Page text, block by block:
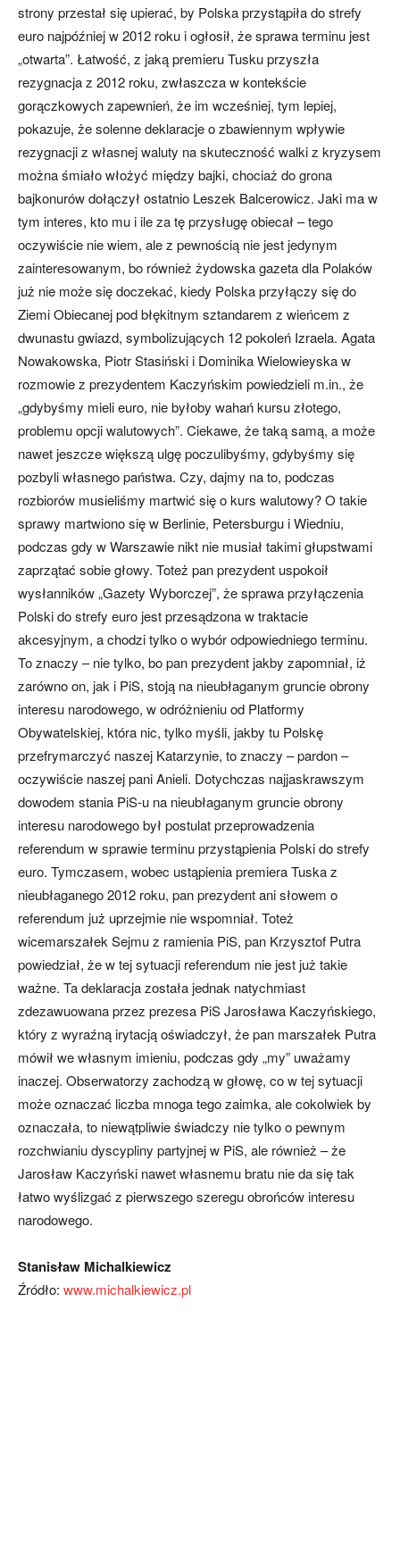
strony przestał się upierać, by Polska przystąpiła do strefy
euro najpóźniej w 2012 roku i ogłosił, że sprawa terminu jest
„otwarta”. Łatwość, z jaką premieru Tusku przyszła
rezygnacja z 2012 roku, zwłaszcza w kontekście
gorączkowych zapewnień, że im wcześniej, tym lepiej,
pokazuje, że solenne deklaracje o zbawiennym wpływie
rezygnacji z własnej waluty na skuteczność walki z kryzysem
można śmiało włożyć między bajki, chociaż do grona
bajkonurów dołączył ostatnio Leszek Balcerowicz. Jaki ma w
tym interes, kto mu i ile za tę przysługę obiecał – tego
oczywiście nie wiem, ale z pewnością nie jest jedynym
zainteresowanym, bo również żydowska gazeta dla Polaków
już nie może się doczekać, kiedy Polska przyłączy się do
Ziemi Obiecanej pod błękitnym sztandarem z wieńcem z
dwunastu gwiazd, symbolizujących 12 pokoleń Izraela. Agata
Nowakowska, Piotr Stasiński i Dominika Wielowieyska w
rozmowie z prezydentem Kaczyńskim powiedzieli m.in., że
„gdybyśmy mieli euro, nie byłoby wahań kursu złotego,
problemu opcji walutowych”. Ciekawe, że taką samą, a może
nawet jeszcze większą ulgę poczulibyśmy, gdybyśmy się
pozbyli własnego państwa. Czy, dajmy na to, podczas
rozbiorów musieliśmy martwić się o kurs walutowy? O takie
sprawy martwiono się w Berlinie, Petersburgu i Wiedniu,
podczas gdy w Warszawie nikt nie musiał takimi głupstwami
zaprzątać sobie głowy. Toteż pan prezydent uspokoił
wysłanników „Gazety Wyborczej”, że sprawa przyłączenia
Polski do strefy euro jest przesądzona w traktacie
akcesyjnym, a chodzi tylko o wybór odpowiedniego terminu.
To znaczy – nie tylko, bo pan prezydent jakby zapomniał, iż
zarówno on, jak i PiS, stoją na nieubłaganym gruncie obrony
interesu narodowego, w odróżnieniu od Platformy
Obywatelskiej, która nic, tylko myśli, jakby tu Polskę
przefrymarczyć naszej Katarzynie, to znaczy – pardon –
oczywiście naszej pani Anieli. Dotychczas najjaskrawszym
dowodem stania PiS-u na nieubłaganym gruncie obrony
interesu narodowego był postulat przeprowadzenia
referendum w sprawie terminu przystąpienia Polski do strefy
euro. Tymczasem, wobec ustąpienia premiera Tuska z
nieubłaganego 2012 roku, pan prezydent ani słowem o
referendum już uprzejmie nie wspomniał. Toteż
wicemarszałek Sejmu z ramienia PiS, pan Krzysztof Putra
powiedział, że w tej sytuacji referendum nie jest już takie
ważne. Ta deklaracja została jednak natychmiast
zdezawuowana przez prezesa PiS Jarosława Kaczyńskiego,
który z wyraźną irytacją oświadczył, że pan marszałek Putra
mówił we własnym imieniu, podczas gdy „my” uważamy
inaczej. Obserwatorzy zachodzą w głowę, co w tej sytuacji
może oznaczać liczba mnoga tego zaimka, ale cokolwiek by
oznaczała, to niewątpliwie świadczy nie tylko o pewnym
rozchwianiu dyscypliny partyjnej w PiS, ale również – że
Jarosław Kaczyński nawet własnemu bratu nie da się tak
łatwo wyślizgać z pierwszego szeregu obrońców interesu
narodowego.
Stanisław Michalkiewicz
Źródło: www.michalkiewicz.pl